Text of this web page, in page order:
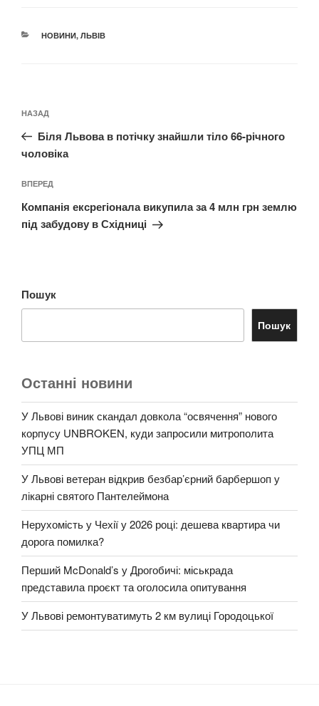
КАТЕГОРІЇ
НОВИНИ, ЛЬВІВ
записів
Попередній
запис:
НАЗАД
Біля Львова в потічку знайшли тіло 66-річного
чоловіка
Наступний
запис
ВПЕРЕД
Компанія ексрегіонала викупила за 4 млн грн землю
під забудову в Східниці
Пошук
Пошук
Останні новини
У Львові виник скандал довкола “освячення” нового
корпусу UNBROKEN, куди запросили митрополита
УПЦ МП
У Львові ветеран відкрив безбар’єрний барбершоп у
лікарні святого Пантелеймона
Нерухомість у Чехії у 2026 році: дешева квартира чи
дорога помилка?
Перший McDonald’s у Дрогобичі: міськрада
представила проєкт та оголосила опитування
У Львові ремонтуватимуть 2 км вулиці Городоцької